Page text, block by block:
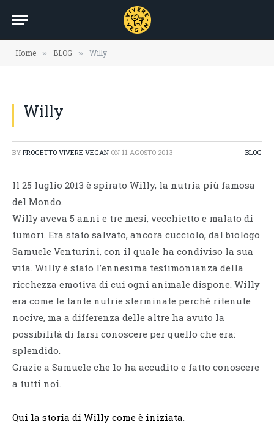
Home » BLOG » Willy
Willy
BY PROGETTO VIVERE VEGAN ON 11 AGOSTO 2013 BLOG
Il 25 luglio 2013 è spirato Willy, la nutria più famosa
del Mondo.
Willy aveva 5 anni e tre mesi, vecchietto e malato di
tumori. Era stato salvato, ancora cucciolo, dal biologo
Samuele Venturini, con il quale ha condiviso la sua
vita. Willy è stato l’ennesima testimonianza della
ricchezza emotiva di cui ogni animale dispone. Willy
era come le tante nutrie sterminate perché ritenute
nocive, ma a differenza delle altre ha avuto la
possibilità di farsi conoscere per quello che era:
splendido.
Grazie a Samuele che lo ha accudito e fatto conoscere
a tutti noi.
Qui la storia di Willy come è iniziata